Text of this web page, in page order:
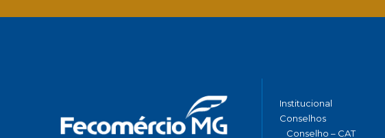
Institucional
Conselhos
Conselho – CAT